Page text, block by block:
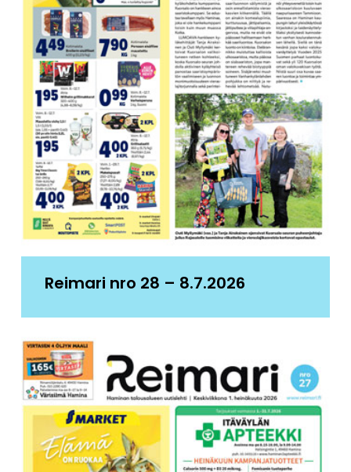
Reimari nro 28 – 8.7.2026